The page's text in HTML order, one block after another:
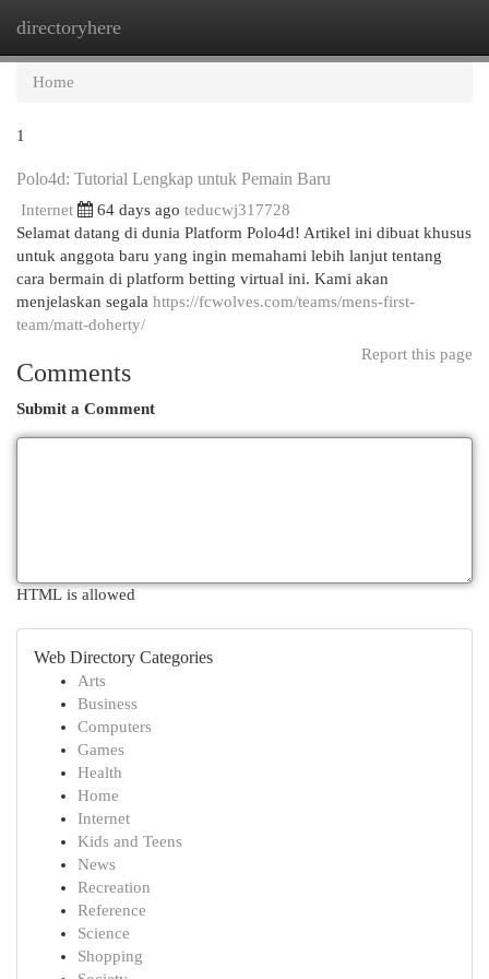
directoryhere
Home
1
Polo4d: Tutorial Lengkap untuk Pemain Baru
Internet 64 days ago teducwj317728
Selamat datang di dunia Platform Polo4d! Artikel ini dibuat khusus
untuk anggota baru yang ingin memahami lebih lanjut tentang
cara bermain di platform betting virtual ini. Kami akan
menjelaskan segala https://fcwolves.com/teams/mens-first-
team/matt-doherty/
Report this page
Comments
Submit a Comment
HTML is allowed
Web Directory Categories
Arts
Business
Computers
Games
Health
Home
Internet
Kids and Teens
News
Recreation
Reference
Science
Shopping